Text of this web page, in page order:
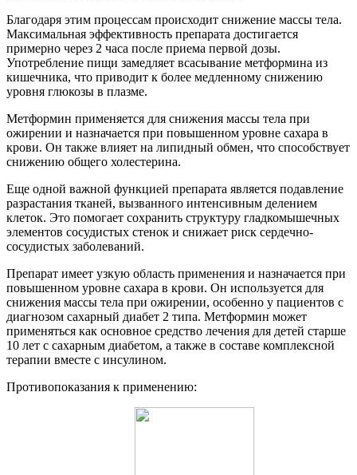
Благодаря этим процессам происходит снижение массы тела.
Максимальная эффективность препарата достигается
примерно через 2 часа после приема первой дозы.
Употребление пищи замедляет всасывание метформина из
кишечника, что приводит к более медленному снижению
уровня глюкозы в плазме.
Метформин применяется для снижения массы тела при
ожирении и назначается при повышенном уровне сахара в
крови. Он также влияет на липидный обмен, что способствует
снижению общего холестерина.
Еще одной важной функцией препарата является подавление
разрастания тканей, вызванного интенсивным делением
клеток. Это помогает сохранить структуру гладкомышечных
элементов сосудистых стенок и снижает риск сердечно-
сосудистых заболеваний.
Препарат имеет узкую область применения и назначается при
повышенном уровне сахара в крови. Он используется для
снижения массы тела при ожирении, особенно у пациентов с
диагнозом сахарный диабет 2 типа. Метформин может
применяться как основное средство лечения для детей старше
10 лет с сахарным диабетом, а также в составе комплексной
терапии вместе с инсулином.
Противопоказания к применению: